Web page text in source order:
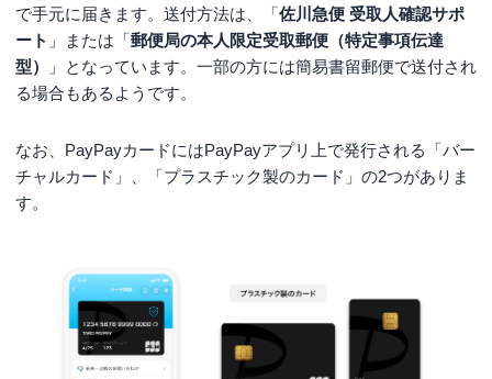
で手元に届きます。送付方法は、「佐川急便 受取人確認サポ
ート 」または「郵便局の本人限定受取郵便（特定事項伝達
型）
」となっています。一部の方には簡易書留郵便で送付され
る場合もあるようです。
なお、PayPayカードにはPayPayアプリ上で発行される「バー
チャルカード」、「プラスチック製のカード」の2つがありま
す。